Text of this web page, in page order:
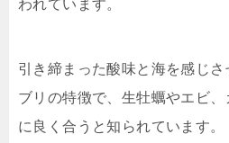
われています。
引き締まった酸味と海を感じ
ブリの特徴で、生牡蠣やエビ
に良く合うと知られています。